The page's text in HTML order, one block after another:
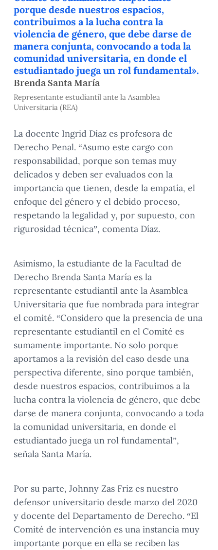
porque desde nuestros espacios,
contribuimos a la lucha contra la
violencia de género, que debe darse de
manera conjunta, convocando a toda la
comunidad universitaria, en donde el
estudiantado juega un rol fundamental».
Brenda Santa María
Representante estudiantil ante la Asamblea
Universitaria (REA)
La docente Ingrid Díaz es profesora de
Derecho Penal. “Asumo este cargo con
responsabilidad, porque son temas muy
delicados y deben ser evaluados con la
importancia que tienen, desde la empatía, el
enfoque del género y el debido proceso,
respetando la legalidad y, por supuesto, con
rigurosidad técnica”, comenta Díaz.
Asimismo, la estudiante de la Facultad de
Derecho Brenda Santa María es la
representante estudiantil ante la Asamblea
Universitaria que fue nombrada para integrar
el comité. “Considero que la presencia de una
representante estudiantil en el Comité es
sumamente importante. No solo porque
aportamos a la revisión del caso desde una
perspectiva diferente, sino porque también,
desde nuestros espacios, contribuimos a la
lucha contra la violencia de género, que debe
darse de manera conjunta, convocando a toda
la comunidad universitaria, en donde el
estudiantado juega un rol fundamental”,
señala Santa María.
Por su parte, Johnny Zas Friz es nuestro
defensor universitario desde marzo del 2020
y docente del Departamento de Derecho. “El
Comité de intervención es una instancia muy
importante porque en ella se reciben las